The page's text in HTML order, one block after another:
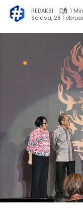
REDAKSI
1
Selasa, 28